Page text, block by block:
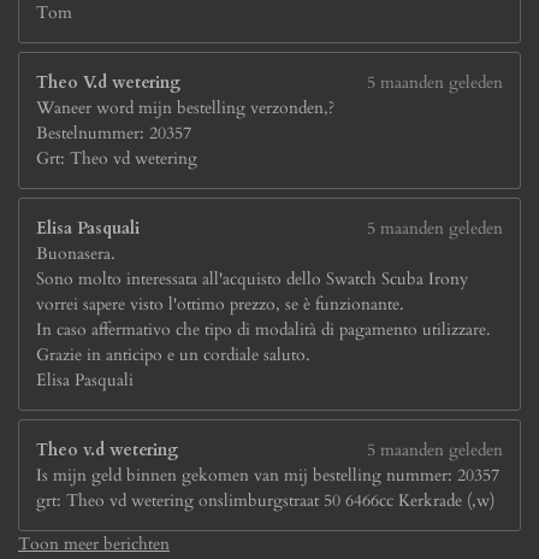
Tom
Theo V.d wetering
5 maanden geleden
Waneer word mijn bestelling verzonden,?
Bestelnummer: 20357
Grt: Theo vd wetering
Elisa Pasquali
5 maanden geleden
Buonasera.
Sono molto interessata all'acquisto dello Swatch Scuba Irony
vorrei sapere visto l'ottimo prezzo, se è funzionante.
In caso affermativo che tipo di modalità di pagamento utilizzare.
Grazie in anticipo e un cordiale saluto.
Elisa Pasquali
Theo v.d wetering
5 maanden geleden
Is mijn geld binnen gekomen van mij bestelling nummer: 20357
grt: Theo vd wetering onslimburgstraat 50 6466cc Kerkrade (,w)
Toon meer berichten